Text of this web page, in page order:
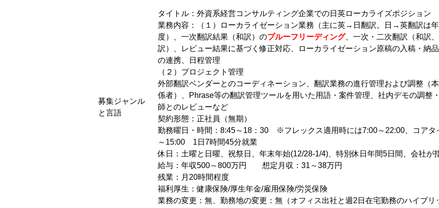
募集ジャンル
と言語
タイトル：外資系経営コンサルティング企業での日英ローカライズポジション
業務内容：（１）ローカライゼーション業務（主に英→日翻訳。日→英翻訳は
度）、一次翻訳結果（和訳）のプルーフリーディング、一次・二次翻訳（和訳
訳）、レビュー結果に基づく修正対応、ローカライゼーション原稿の入稿・納
の連携、日程管理
（２）プロジェクト管理
外部翻訳ベンダーとのコーディネーション、翻訳業務の進行管理および調整（
係者）、Phrase等の翻訳管理ツールを用いた用語・案件管理、社内デモの調整
師とのレビューなど
契約形態：正社員（無期）
勤務曜日・時間：8:45～18：30 ※フレックス適用時には7:00～22:00、コアタ
～15:00 1日7時間45分就業
休日：土曜と日曜、祝祭日、年末年始(12/28-1/4)、特別休日年間5日間、会社が
給与：年収500～800万円 想定月収：31～38万円
残業：月20時間程度
福利厚生：健康保険/厚生年金/雇用保険/労災保険
業務の変更：無、勤務地の変更：無（オフィス出社と週2日在宅勤務のハイブリ